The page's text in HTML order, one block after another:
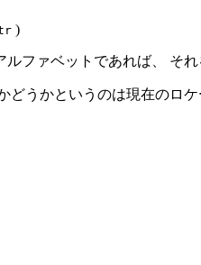
)
ルファベットであれば、 それ
どうかというのは現在のロ